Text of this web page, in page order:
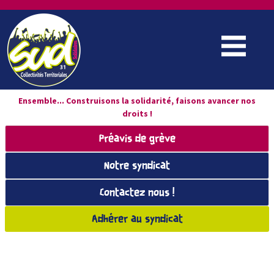
Ensemble... Construisons la solidarité, faisons avancer nos
droits !
Préavis de grève
Notre syndicat
Contactez nous !
Adhérer au syndicat